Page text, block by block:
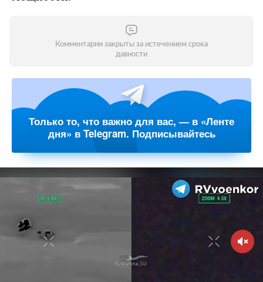
Комментарии закрыты за истечением срока
давности
Только то, что важно для вас, — в «Ленте
дня» в Telegram. Подписывайтесь